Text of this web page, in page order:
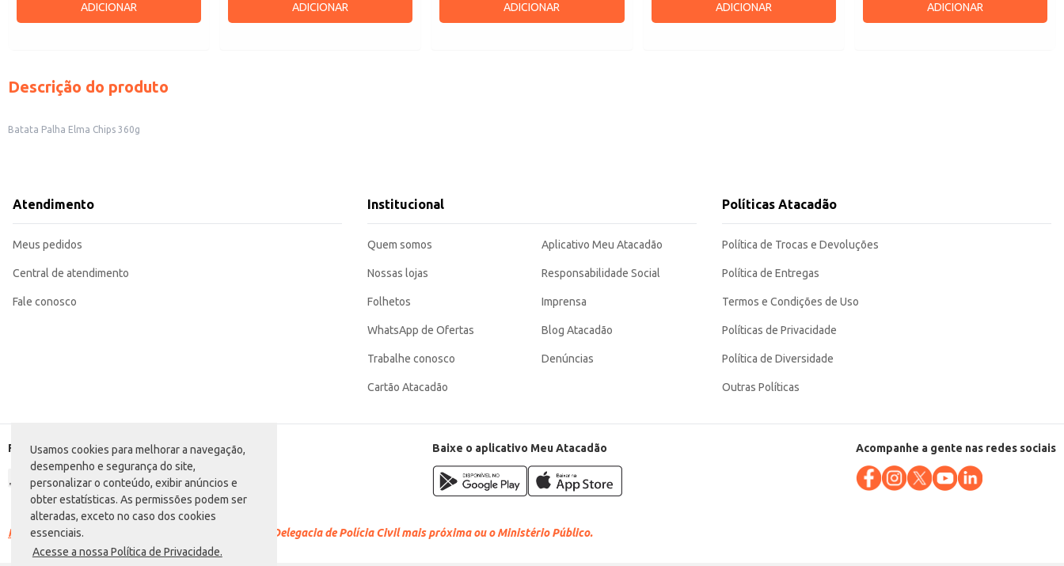
Usamos cookies para melhorar a navegação,
desempenho e segurança do site,
personalizar o conteúdo, exibir anúncios e
obter estatísticas. As permissões podem ser
alteradas, exceto no caso dos cookies
essenciais.
Acesse a nossa Política de Privacidade.
ADICIONAR ADICIONAR ADICIONAR ADICIONAR ADICIONAR
Descrição do produto
Batata Palha Elma Chips 360g
Atendimento
Meus pedidos
Central de atendimento
Fale conosco
Institucional
Quem somos
Nossas lojas
Folhetos
WhatsApp de Ofertas
Trabalhe conosco
Cartão Atacadão
Aplicativo Meu Atacadão
Responsabilidade Social
Imprensa
Blog Atacadão
Denúncias
Políticas Atacadão
Política de Trocas e Devoluções
Política de Entregas
Termos e Condições de Uso
Políticas de Privacidade
Política de Diversidade
Outras Políticas
Formas de pagamento Baixe o aplicativo Meu Atacadão Acompanhe a gente nas redes sociais
Racismo é crime. Denuncie. Disque 100 ou procure a Delegacia de Polícia Civil mais próxima ou o Ministério Público.